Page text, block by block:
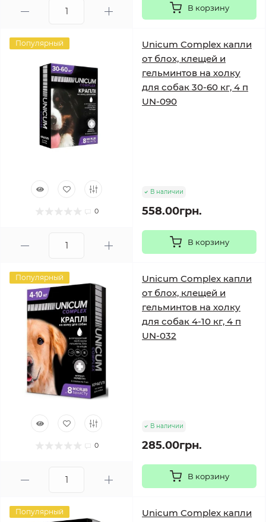
В корзину
Популярный
0
Unicum Complex капли
от блох, клещей и
гельминтов на холку
для собак 30-60 кг, 4 п
UN-090
В наличии
558.00грн.
В корзину
Популярный
0
Unicum Complex капли
от блох, клещей и
гельминтов на холку
для собак 4-10 кг, 4 п
UN-032
В наличии
285.00грн.
В корзину
Популярный
Unicum Complex капли